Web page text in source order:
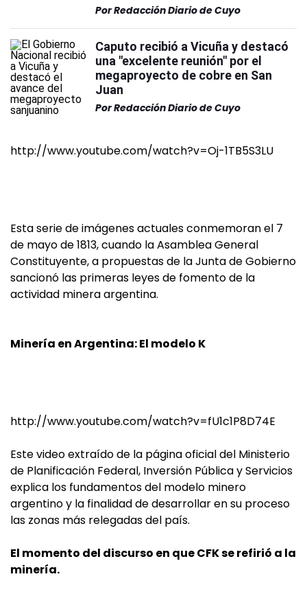
PorRedacción Diario de Cuyo
Caputo recibió a Vicuña y destacó
una "excelente reunión" por el
megaproyecto de cobre en San
Juan
PorRedacción Diario de Cuyo
http://www.youtube.com/watch?v=Oj-1TB5S3LU
Esta serie de imágenes actuales conmemoran el 7
de mayo de 1813, cuando la Asamblea General
Constituyente, a propuestas de la Junta de Gobierno
sancionó las primeras leyes de fomento de la
actividad minera argentina.
Minería en Argentina: El modelo K
http://www.youtube.com/watch?v=fU1c1P8D74E
Este video extraído de la página oficial del Ministerio
de Planificación Federal, Inversión Pública y Servicios
explica los fundamentos del modelo minero
argentino y la finalidad de desarrollar en su proceso
las zonas más relegadas del país.
El momento del discurso en que CFK se refirió a la
minería.